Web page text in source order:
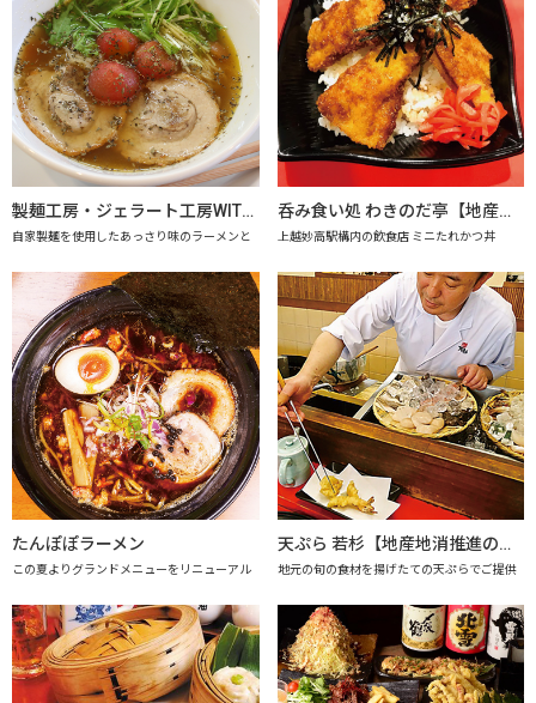
製麺工房・ジェラート工房WITHドリーム
自家製麺を使用したあっさり味のラーメンと
呑み食い処 わきのだ亭【地産地消の店認定店】
上越妙高駅構内の飲食店 ミニたれかつ丼
たんぽぽラーメン
この夏よりグランドメニューをリニューアル
天ぷら 若杉【地産地消推進の店「プレミアム認定店」】
地元の旬の食材を揚げたての天ぷらでご提供